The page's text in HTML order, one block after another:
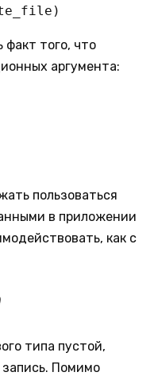
того, что
аргумента:
пользоваться
в приложении
как с
типа пустой,
запись. Помимо